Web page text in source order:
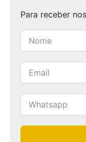
Para receber